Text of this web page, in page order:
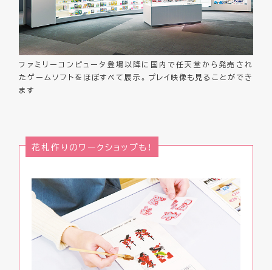
ファミリーコンピュータ登場以降に国内で任天堂から発売され
たゲームソフトをほぼすべて展示。プレイ映像も見ることができ
ます
花札作りのワークショップも！